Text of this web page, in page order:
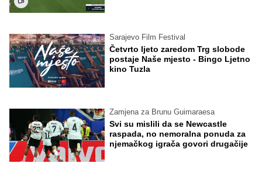
Sarajevo Film Festival
Četvrto ljeto zaredom Trg slobode
postaje Naše mjesto - Bingo Ljetno
kino Tuzla
Zamjena za Brunu Guimaraesa
Svi su mislili da se Newcastle
raspada, no nemoralna ponuda za
njemačkog igrača govori drugačije